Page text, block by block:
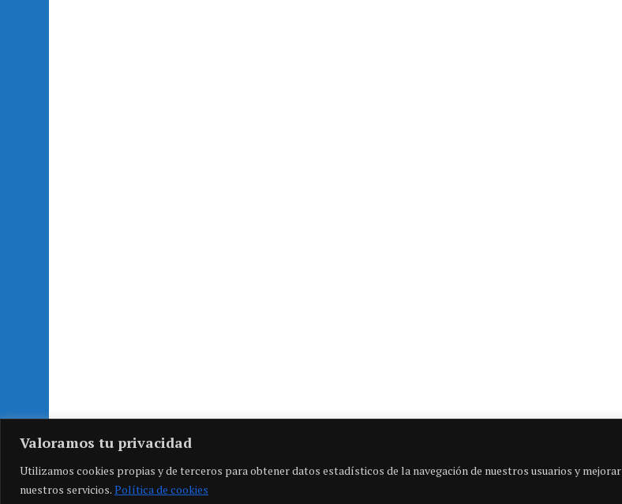
Valoramos tu privacidad
Utilizamos cookies propias y de terceros para obtener datos estadísticos de la navegación de nuestros usuarios y mejorar
nuestros servicios. Política de cookies
COPYRIGHT 2026 | MH NEWSDESK LITE POR